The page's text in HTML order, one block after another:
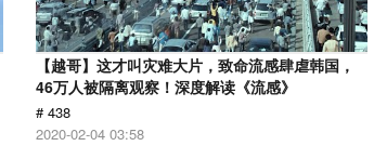
【越哥】这才叫灾难大片，致命流感肆虐韩国，
46万人被隔离观察！深度解读《流感》
# 438
2020-02-04 03:58